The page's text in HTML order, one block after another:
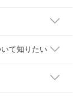
て知りたい